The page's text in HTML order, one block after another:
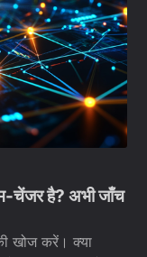
चेंजर है? अभी जाँच
खोज करें। क्या